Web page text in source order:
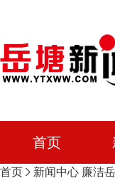
首页
首页 新闻中心 廉洁